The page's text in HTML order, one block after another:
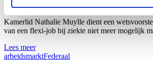
12/05/26
Kamerlid Nathalie Muylle dient een
van een flexi-job bij ziekte niet meer mogelijk
Lees meer
arbeidsmarktFederaal